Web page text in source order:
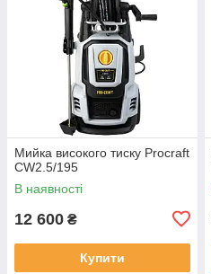
Мийка високого тиску Procraft
CW2.5/195
В наявності
12 600 ₴
Купити